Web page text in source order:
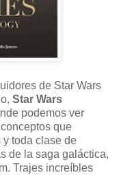
de Star Wars
Star Wars
podemos ver
que
y toda clase de
de la saga galáctica,
Trajes increíbles